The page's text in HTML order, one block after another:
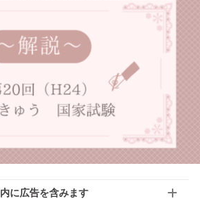
に広告を含みます